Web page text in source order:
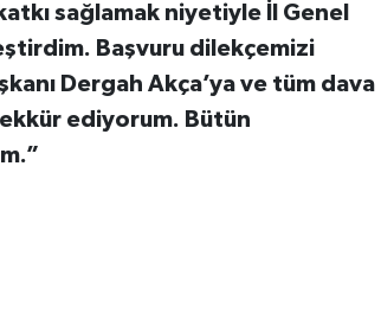
sağlamak niyetiyle İl Genel
Başvuru dilekçemizi
Dergah Akça’ya ve tüm dava
ediyorum. Bütün